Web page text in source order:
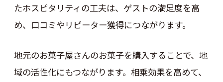
たホスピタリティの工夫は、ゲストの満足度を高
め、口コミやリピーター獲得につながります。
地元のお菓子屋さんのお菓子を購入することで、地
域の活性化にもつながります。相乗効果を高めて、